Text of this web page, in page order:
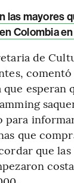
las mayores
Colombia
de
esperan
que
que